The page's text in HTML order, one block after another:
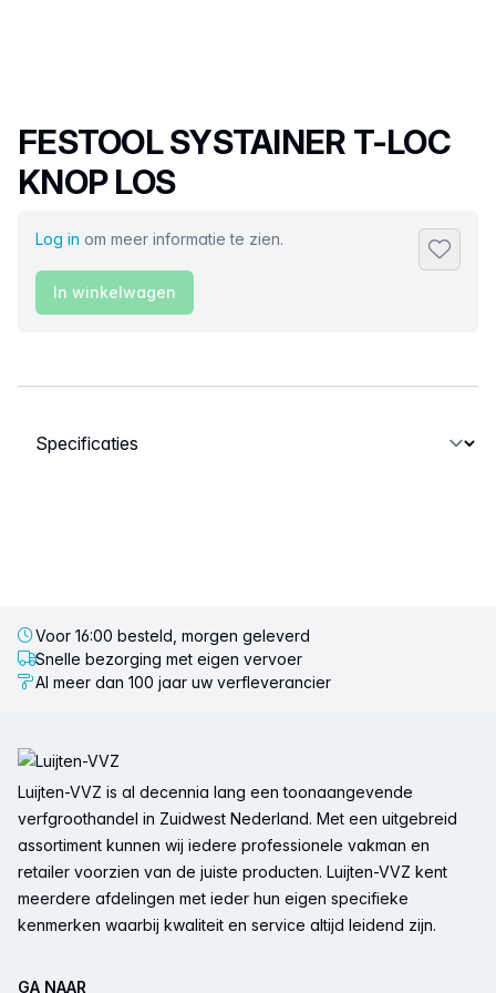
Productnaam
FESTOOL SYSTAINER T-LOC
KNOP LOS
Log in om meer informatie te zien.
In winkelwagen
Selecteer een tabblad
Voor 16:00 besteld, morgen geleverd
Snelle bezorging met eigen vervoer
Al meer dan 100 jaar uw verfleverancier
Luijten-VVZ is al decennia lang een toonaangevende
verfgroothandel in Zuidwest Nederland. Met een uitgebreid
assortiment kunnen wij iedere professionele vakman en
retailer voorzien van de juiste producten. Luijten-VVZ kent
meerdere afdelingen met ieder hun eigen specifieke
kenmerken waarbij kwaliteit en service altijd leidend zijn.
GA NAAR